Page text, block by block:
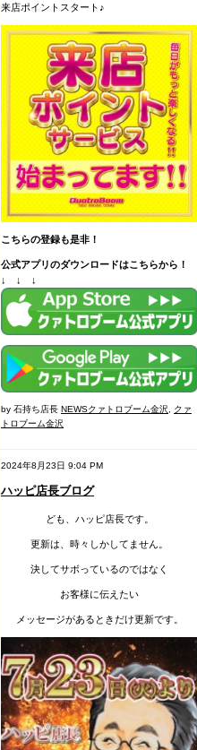
来店ポイントスタート♪
こちらの登録も是非！
公式アプリのダウンロードはこちらから！
↓ ↓ ↓
by 石持ち店長 NEWSクァトロブーム金沢
クァ
トロブーム金沢
2024年8月23日 9:04 PM
ハッピ店長ブログ
ども、ハッピ店長です。
更新は、時々しかしてません。
決してサボっているのではなく
お客様に伝えたい
メッセージがあるときだけ更新です。